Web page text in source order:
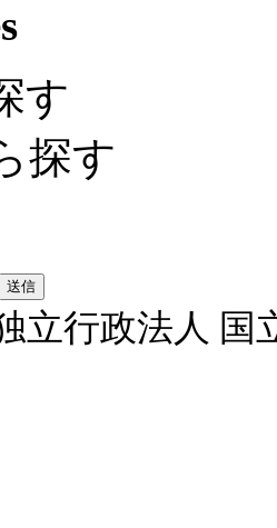
す
探す
立行政法人 国